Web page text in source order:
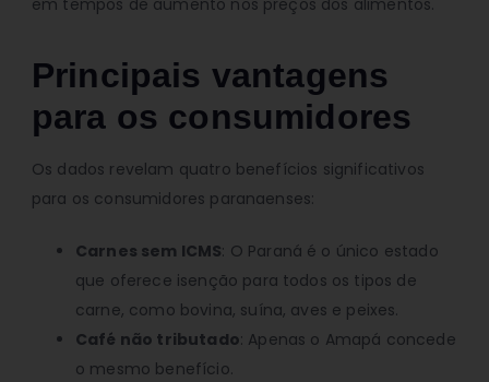
em tempos de aumento nos preços dos alimentos.
Principais vantagens
para os consumidores
Os dados revelam quatro benefícios significativos
para os consumidores paranaenses:
Carnes sem ICMS: O Paraná é o único estado
que oferece isenção para todos os tipos de
carne, como bovina, suína, aves e peixes.
Café não tributado: Apenas o Amapá concede
o mesmo benefício.